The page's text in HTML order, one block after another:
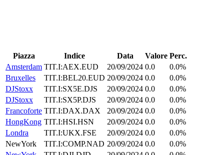
Piazza Indice Data Valore Perc.
Amsterdam TIT.I:AEX.EUD 20/09/2024 0.0
0.0%
Bruxelles
TIT.I:BEL20.EUD 20/09/2024 0.0
0.0%
DJStoxx
TIT.I:SX5E.DJS 20/09/2024 0.0
0.0%
DJStoxx
TIT.I:SX5P.DJS 20/09/2024 0.0
0.0%
Francoforte TIT.I:DAX.DAX 20/09/2024 0.0
0.0%
HongKong TIT.I:HSI.HSN 20/09/2024 0.0
0.0%
Londra
TIT.I:UKX.FSE 20/09/2024 0.0
0.0%
NewYork
TIT.I:COMP.NAD 20/09/2024 0.0
0.0%